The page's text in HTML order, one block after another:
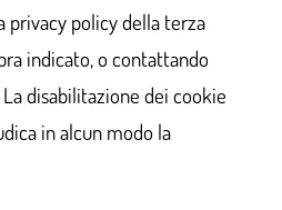
policy della terza
indicato, o contattando
disabilitazione dei cookie
in alcun modo la